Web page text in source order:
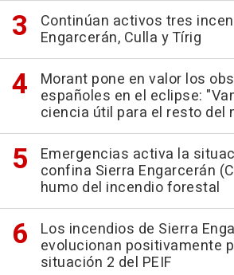
Continúan activos tres
Engarcerán, Culla y Tírig
Morant pone en valor los
españoles en el eclipse:
ciencia útil para el resto del
Emergencias activa la
confina Sierra Engarcerán
humo del incendio forestal
Los incendios de Sierra
evolucionan positivamente
situación 2 del PEIF